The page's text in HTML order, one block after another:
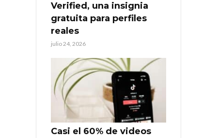
Verified, una insignia
gratuita para perfiles
reales
julio 24, 2026
Casi el 60% de videos